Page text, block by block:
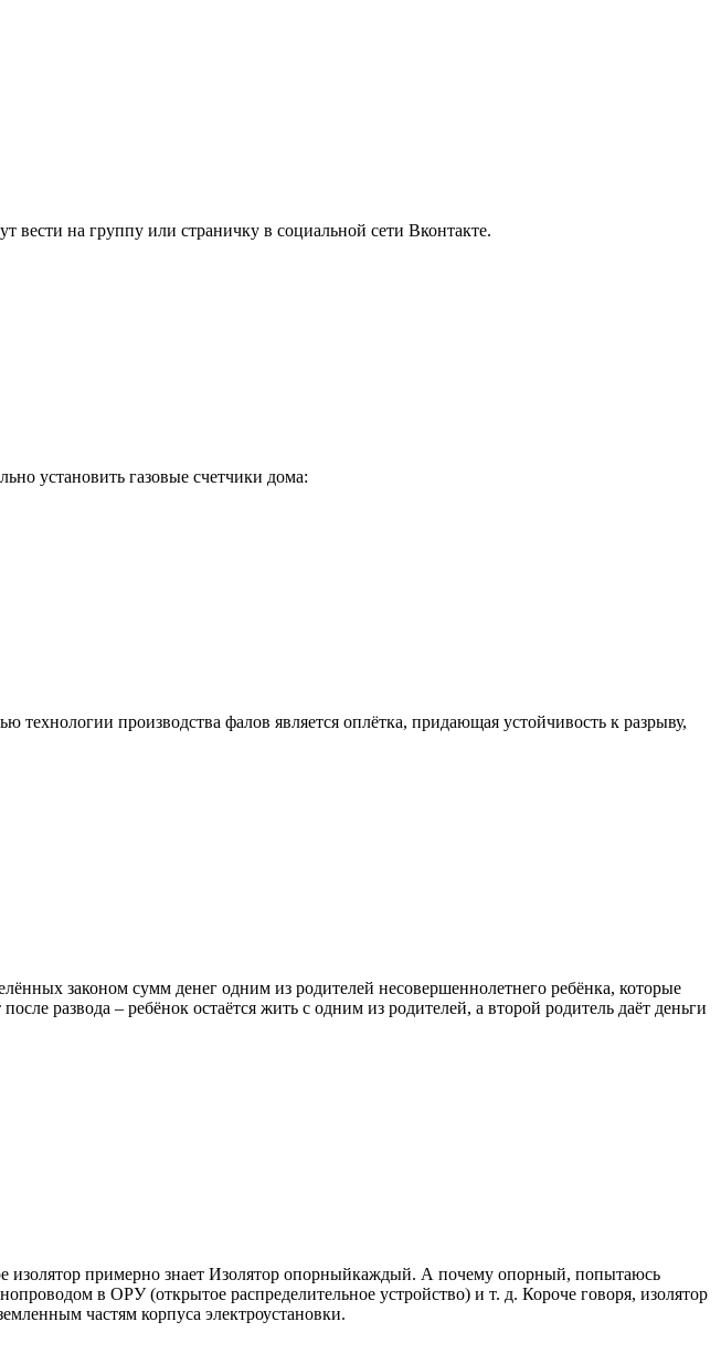
вести на группу или страничку в социальной сети Вконтакте.
установить газовые счетчики дома:
производства фалов является оплётка, придающая устойчивость к разрыву,
законом сумм денег одним из родителей несовершеннолетнего ребёнка, которые
развода – ребёнок остаётся жить с одним из родителей, а второй родитель даёт деньги
изолятор примерно знает Изолятор опорныйкаждый. А почему опорный, попытаюсь
в ОРУ (открытое распределительное устройство) и т. д. Короче говоря, изолятор
частям корпуса электроустановки.